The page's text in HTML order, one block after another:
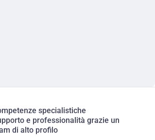
specialistiche
e professionalità grazie un
di alto profilo